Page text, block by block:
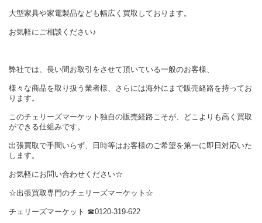
大型家具や家電製品なども幅広く買取しております。
お気軽にご相談ください♪
弊社では、長い間お取引をさせて頂いている一般のお客様、
様々な商品を取り扱う業者様、さらには海外にまで販売経路を持ってお
ります。
このチェリーズマーケット独自の販売経路こそが、どこよりも高く買取
ができる仕組みです。
出張買取で手間いらず、日時等はお客様のご希望を第一に即日対応いた
します。
お気軽にお問い合わせください☆
☆出張買取専門のチェリーズマーケット☆
チェリーズマーケット ☎︎0120-319-622